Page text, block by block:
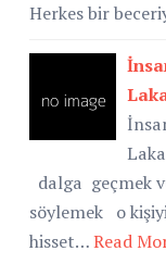
Herkes bir
dalga geçmek
söylemek o
hisset…Read